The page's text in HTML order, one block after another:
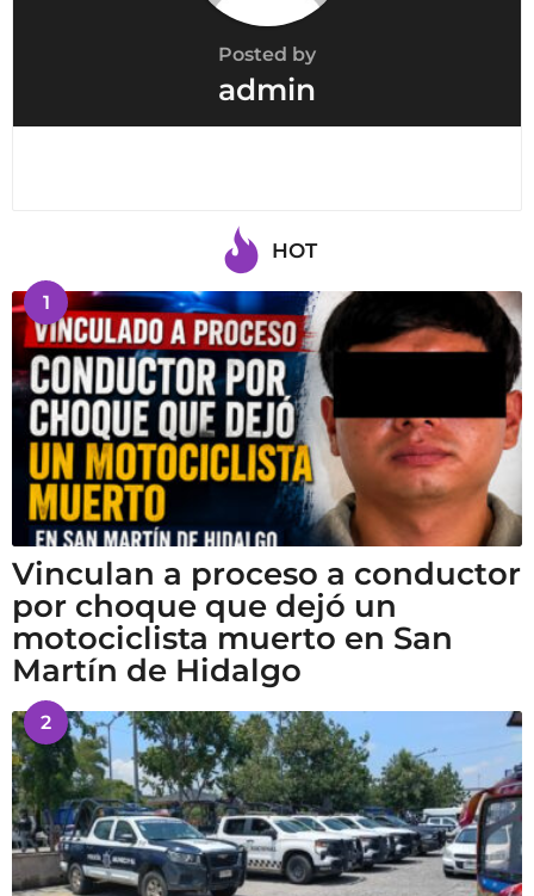
Posted by
admin
HOT
1
Vinculan a proceso a conductor
por choque que dejó un
motociclista muerto en San
Martín de Hidalgo
2